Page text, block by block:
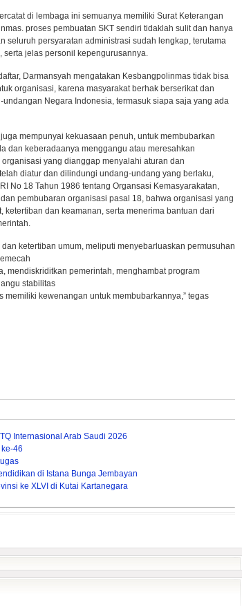
di lembaga ini semuanya memiliki Surat Keterangan
proses pembuatan SKT sendiri tidaklah sulit dan hanya
seluruh persyaratan administrasi sudah lengkap, terutama
serta jelas personil kepengurusannya.
Darmansyah mengatakan Kesbangpolinmas tidak bisa
organisasi, karena masyarakat berhak berserikat dan
Negara Indonesia, termasuk siapa saja yang ada
mempunyai kekuasaan penuh, untuk membubarkan
dan keberadaanya menggangu atau meresahkan
yang dianggap menyalahi aturan dan
diatur dan dilindungi undang-undang yang berlaku,
No 18 Tahun 1986 tentang Organsasi Kemasyarakatan,
pembubaran organisasi pasal 18, bahwa organisasi yang
dan keamanan, serta menerima bantuan dari
ketertiban umum, meliputi menyebarluaskan permusuhan
mendiskriditkan pemerintah, menghambat program
stabilitas
kewenangan untuk membubarkannya,” tegas
Internasional Arab Saudi 2026
46
di Istana Bunga Jembayan
ke XLVI di Kutai Kartanegara